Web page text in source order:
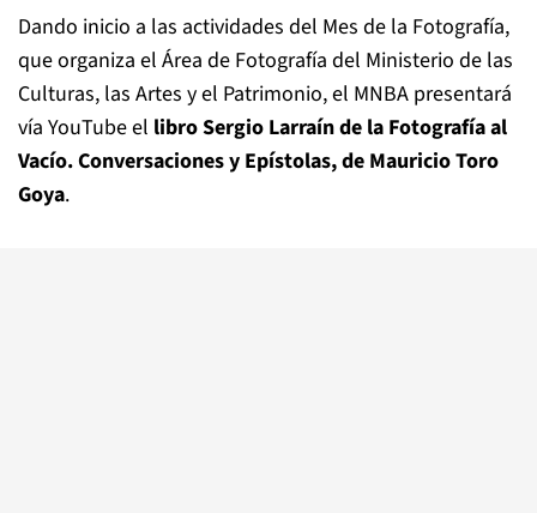
Dando inicio a las actividades del Mes de la Fotografía,
que organiza el Área de Fotografía del Ministerio de las
Culturas, las Artes y el Patrimonio, el MNBA presentará
vía YouTube el libroSergio Larraín de la Fotografía al
Vacío. Conversaciones y Epístolas, de Mauricio Toro
Goya.